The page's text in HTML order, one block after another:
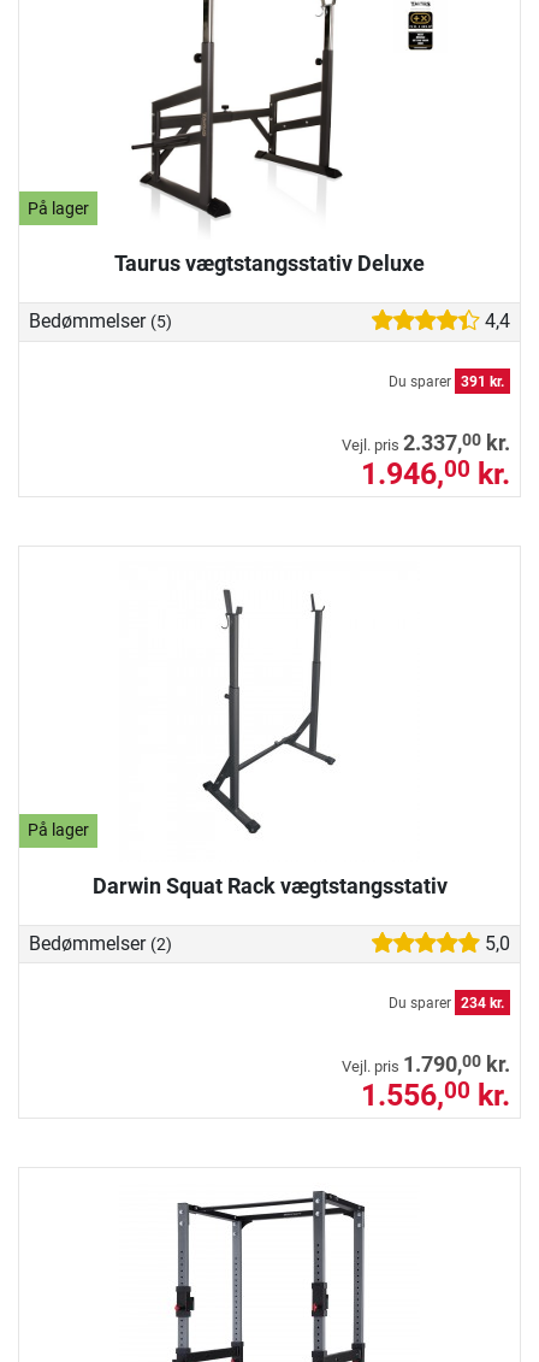
På lager
Taurus vægtstangsstativ Deluxe
Bedømmelser (5) 4,4
Du sparer 391 kr.
Vejl. pris 2.337,00 kr.
1.946,00 kr.
På lager
Darwin Squat Rack vægtstangsstativ
Bedømmelser (2) 5,0
Du sparer 234 kr.
Vejl. pris 1.790,00 kr.
1.556,00 kr.